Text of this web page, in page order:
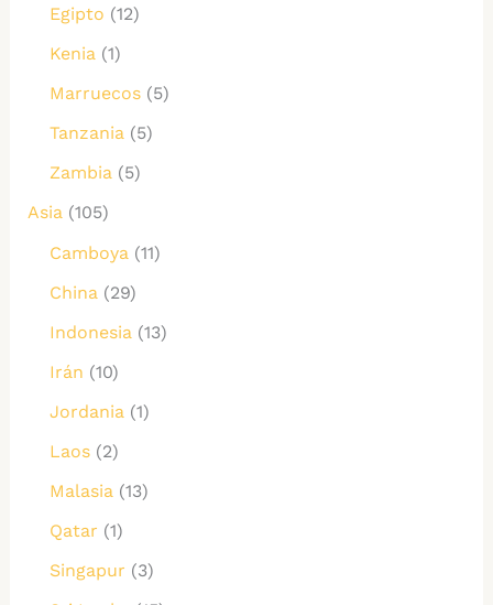
Egipto (12)
Kenia(1)
Marruecos(5)
Tanzania(5)
Zambia(5)
Asia(105)
Camboya(11)
China(29)
Indonesia(13)
Irán (10)
Jordania(1)
Laos(2)
Malasia(13)
Qatar (1)
Singapur (3)